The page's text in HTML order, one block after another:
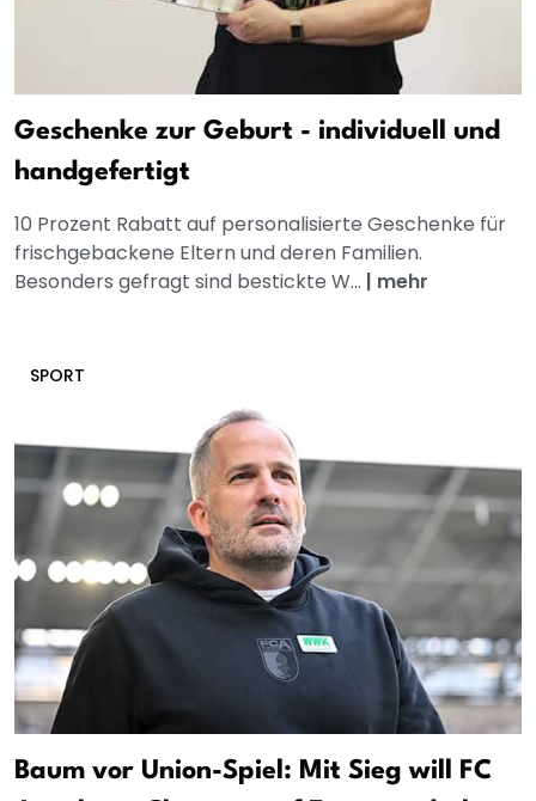
Geschenke zur Geburt - individuell und
handgefertigt
10 Prozent Rabatt auf personalisierte Geschenke für
frischgebackene Eltern und deren Familien.
Besonders gefragt sind bestickte W... | mehr
SPORT
Baum vor Union-Spiel: Mit Sieg will FC